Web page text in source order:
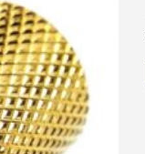
wishlist